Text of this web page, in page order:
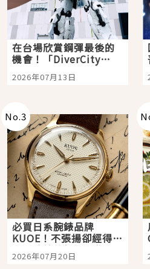
在台場欣賞鋼彈最後的
機會！「DiverCity
Tokyo Plaza」搭船、
購物、美食及夜景，一
2026年07月13日
No.3
必買日系腕錶品牌
KUOE！不張揚卻經得起
時間洗鍊的經典之作五
選
2026年07月20日